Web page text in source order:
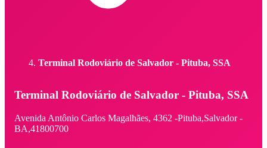
Terminal Rodoviário de Salvador - Pituba, SSA
Terminal Rodoviário de Salvador - Pituba, SSA
Avenida Antônio Carlos Magalhães, 4362 -Pituba,Salvador -
BA,41800700